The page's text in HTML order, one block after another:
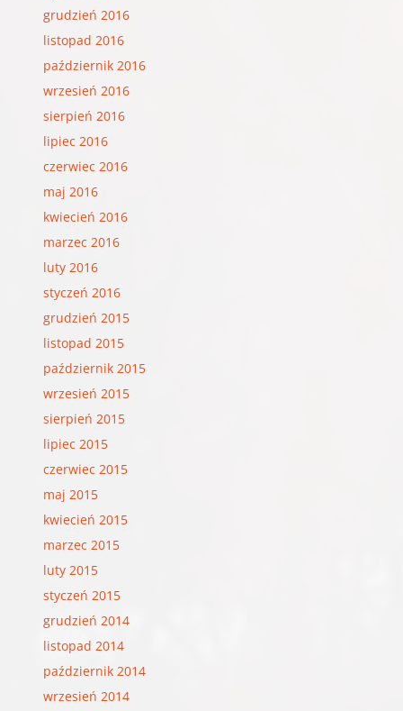
grudzień 2016
listopad 2016
październik 2016
wrzesień 2016
sierpień 2016
lipiec 2016
czerwiec 2016
maj 2016
kwiecień 2016
marzec 2016
luty 2016
styczeń 2016
grudzień 2015
listopad 2015
październik 2015
wrzesień 2015
sierpień 2015
lipiec 2015
czerwiec 2015
maj 2015
kwiecień 2015
marzec 2015
luty 2015
styczeń 2015
grudzień 2014
listopad 2014
październik 2014
wrzesień 2014